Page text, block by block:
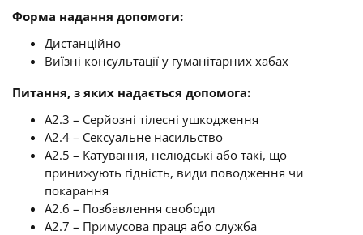
Форма надання допомоги:
Дистанційно
Виїзні консультації у гуманітарних хабах
Питання, з яких надається допомога:
A2.3 – Серйозні тілесні ушкодження
A2.4 – Сексуальне насильство
A2.5 – Катування, нелюдські або такі, що
принижують гідність, види поводження чи
покарання
A2.6 – Позбавлення свободи
A2.7 – Примусова праця або служба